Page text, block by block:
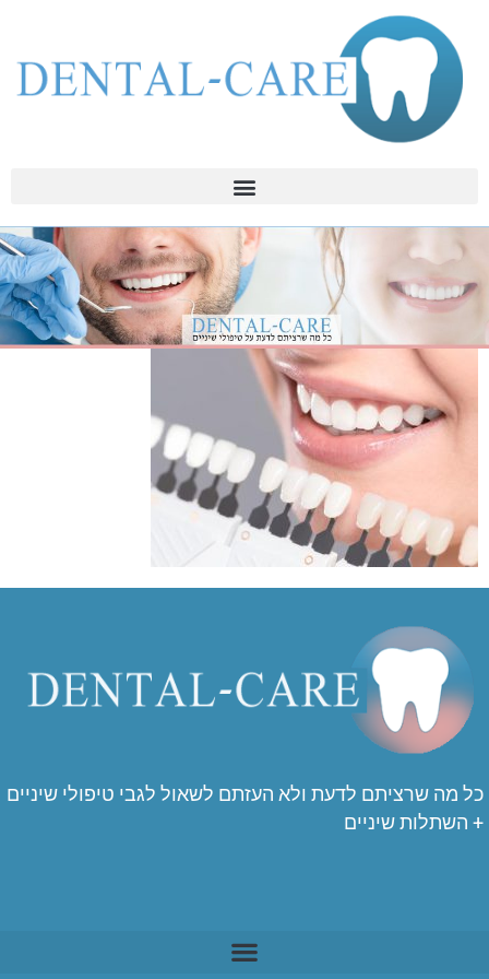
כל מה שרציתם לדעת ולא העזתם לשאול לגבי טיפולי שיניים
+ השתלות שיניים